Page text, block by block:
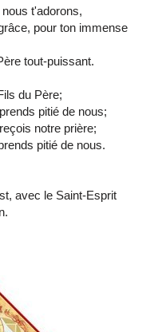
t'adorons,
pour ton immense
tout-puissant.
du Père;
pitié de nous;
notre prière;
pitié de nous.
avec le Saint-Esprit